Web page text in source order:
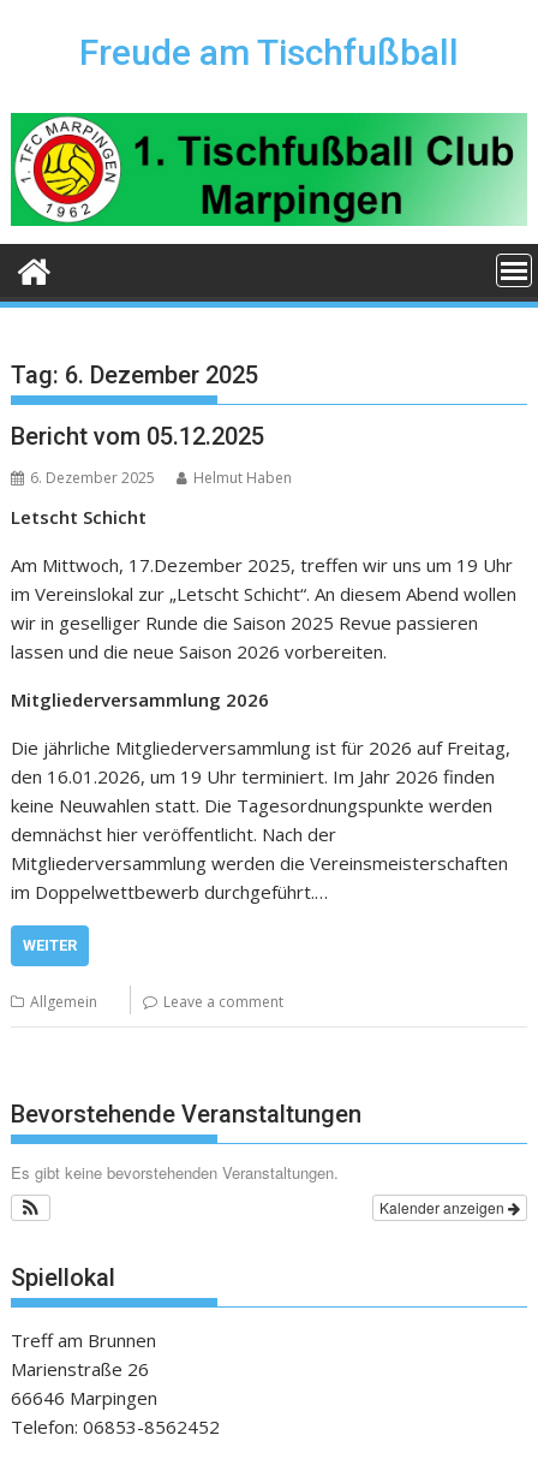
Freude am Tischfußball
Tag: 6. Dezember 2025
Bericht vom 05.12.2025
6. Dezember 2025 Helmut Haben
Letscht Schicht
Am Mittwoch, 17.Dezember 2025, treffen wir uns um 19 Uhr
im Vereinslokal zur „Letscht Schicht“. An diesem Abend wollen
wir in geselliger Runde die Saison 2025 Revue passieren
lassen und die neue Saison 2026 vorbereiten.
Mitgliederversammlung 2026
Die jährliche Mitgliederversammlung ist für 2026 auf Freitag,
den 16.01.2026, um 19 Uhr terminiert. Im Jahr 2026 finden
keine Neuwahlen statt. Die Tagesordnungspunkte werden
demnächst hier veröffentlicht. Nach der
Mitgliederversammlung werden die Vereinsmeisterschaften
im Doppelwettbewerb durchgeführt.…
WEITER
Allgemein Leave a comment
Bevorstehende Veranstaltungen
Es gibt keine bevorstehenden Veranstaltungen.
Kalender anzeigen
Spiellokal
Treff am Brunnen
Marienstraße 26
66646 Marpingen
Telefon: 06853-8562452